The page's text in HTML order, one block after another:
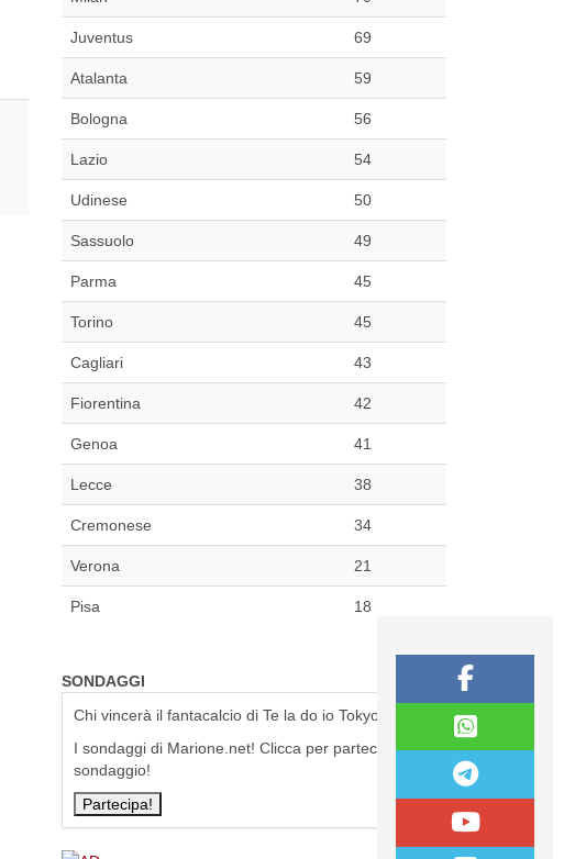
Juventus 69
Atalanta 59
Bologna 56
Lazio 54
Udinese 50
Sassuolo 49
Parma 45
Torino 45
Cagliari 43
Fiorentina 42
Genoa 41
Lecce 38
Cremonese 34
Verona 21
Pisa 18
SONDAGGI
Chi vincerà il fantacalcio di Te la do io Tokyo?
I sondaggi di Marione.net! Clicca per partecipare al
sondaggio!